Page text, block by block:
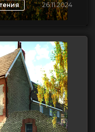
26.11.2024